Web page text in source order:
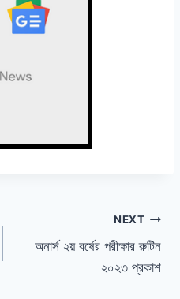
NEXT
অনার্স ২য় বর্ষের পরীক্ষার রুটিন
২০২৩ প্রকাশ